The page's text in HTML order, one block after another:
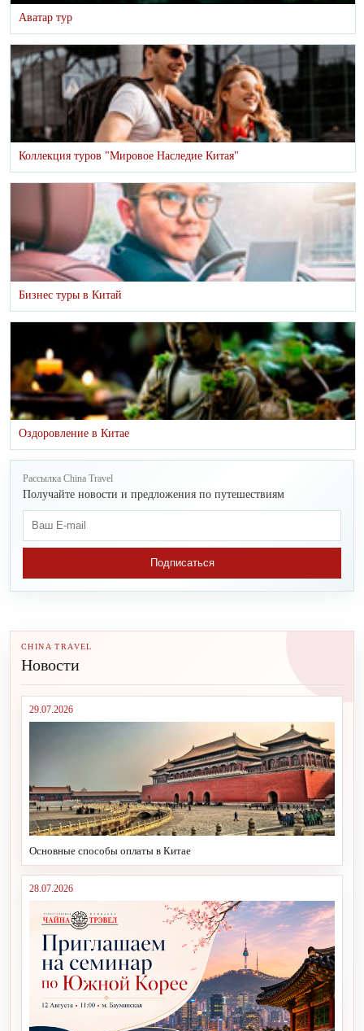
Аватар тур
Коллекция туров "Мировое Наследие Китая"
Бизнес туры в Китай
Оздоровление в Китае
Рассылка China Travel
Получайте новости и предложения по путешествиям
Подписаться
CHINA TRAVEL
Новости
29.07.2026
Основные способы оплаты в Китае
28.07.2026